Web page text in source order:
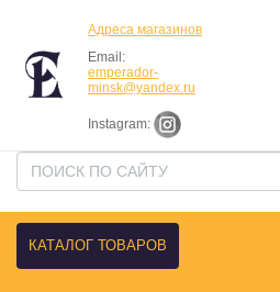
Адреса магазинов
Email:
emperador-
minsk@yandex.ru
Instagram:
КАТАЛОГ ТОВАРОВ